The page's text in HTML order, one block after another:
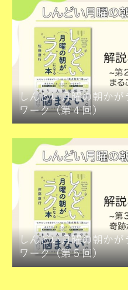
しんどい月曜の朝か
ワーク（第４回）
しんどい月曜の朝か
ワーク（第５回）